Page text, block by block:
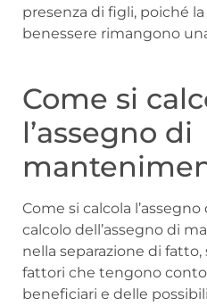
presenza di figli, poiché
benessere rimangono
Come si
l’assegno di
Come si calcola
calcolo dell’assegno di
nella separazione di fatto,
fattori che tengono
beneficiari e delle